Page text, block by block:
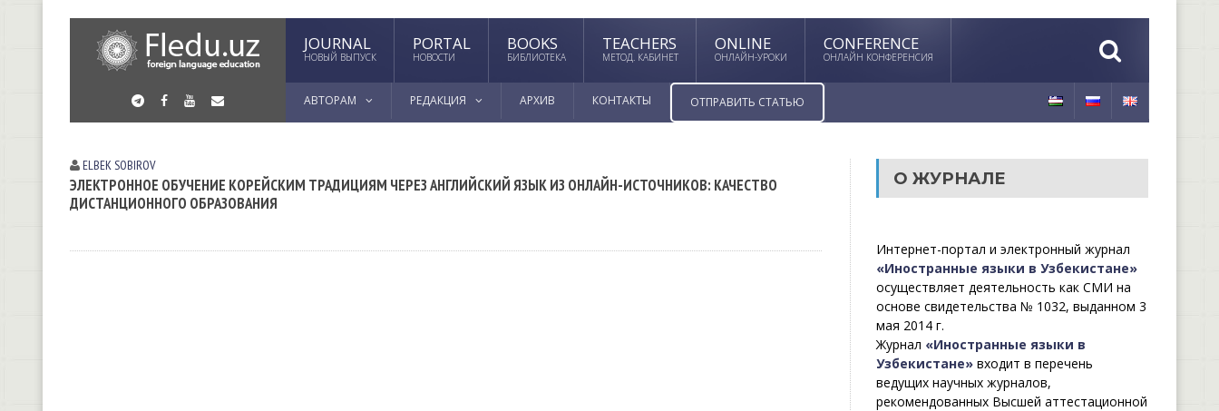
JOURNAL
НОВЫЙ ВЫПУСК
PORTAL
НОВОСТИ
BOOKS
БИБЛИОТЕКА
TEACHERS
МЕТОД. КАБИНЕТ
ONLINE
ОНЛАЙН-УРОКИ
CONFERENCE
ОНЛАЙН КОНФЕРЕНСИЯ
АВТОРАМ РЕДАКЦИЯ АРХИВ КОНТАКТЫ ОТПРАВИТЬ СТАТЬЮ
ELBEK SOBIROV
ЭЛЕКТРОННОЕ ОБУЧЕНИЕ КОРЕЙСКИМ ТРАДИЦИЯМ ЧЕРЕЗ АНГЛИЙСКИЙ ЯЗЫК ИЗ ОНЛАЙН-ИСТОЧНИКОВ: КАЧЕСТВО
ДИСТАНЦИОННОГО ОБРАЗОВАНИЯ
О ЖУРНАЛЕ
Интернет-портал и электронный журнал
«Иностранные языки в Узбекистане»
осуществляет деятельность как СМИ на
основе свидетельства № 1032, выданном 3
мая 2014 г.
Журнал «Иностранные языки в
Узбекистане»входит в перечень
ведущих научных журналов,
рекомендованных Высшей аттестационной